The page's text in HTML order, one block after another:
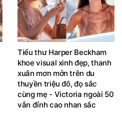
Tiểu thư Harper Beckham
khoe visual xinh đẹp, thanh
xuân mơn mởn trên du
thuyền triệu đô, đọ sắc
cùng mẹ - Victoria ngoài 50
vẫn đỉnh cao nhan sắc